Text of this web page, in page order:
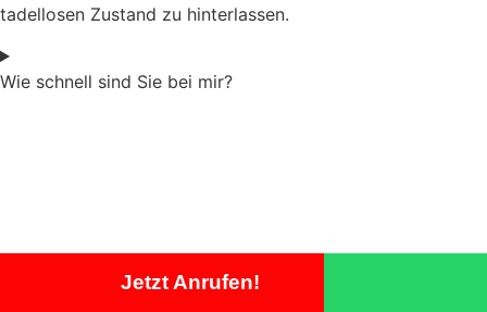
tadellosen Zustand zu hinterlassen.
Wie schnell sind Sie bei mir?
Jetzt Anrufen!